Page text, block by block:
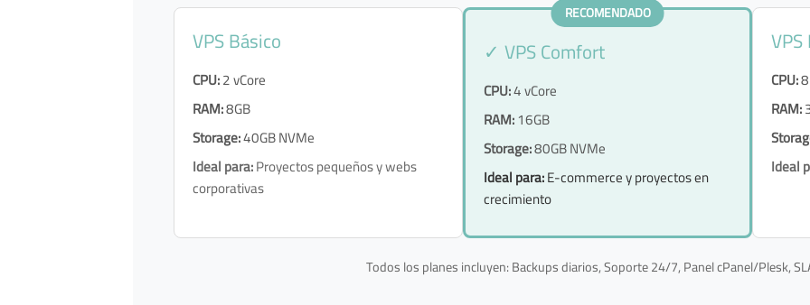
VPS Básico
CPU:2 vCore
RAM:8GB
Storage:40GB NVMe
Ideal para:Proyectos pequeños y webs
corporativas
RECOMENDADO
✓ VPS Comfort
CPU:4 vCore
RAM:16GB
Storage:80GB NVMe
Ideal para:E-commerce y proyectos en
crecimiento
CPU:
RAM:
Ideal
Todos los planes incluyen: Backups diarios, Soporte 24/7, Panel cPanel/Plesk,